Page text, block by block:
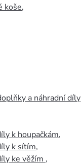
koše,
a náhradní díly
k houpačkám,
k sítím,
ke věžím ,